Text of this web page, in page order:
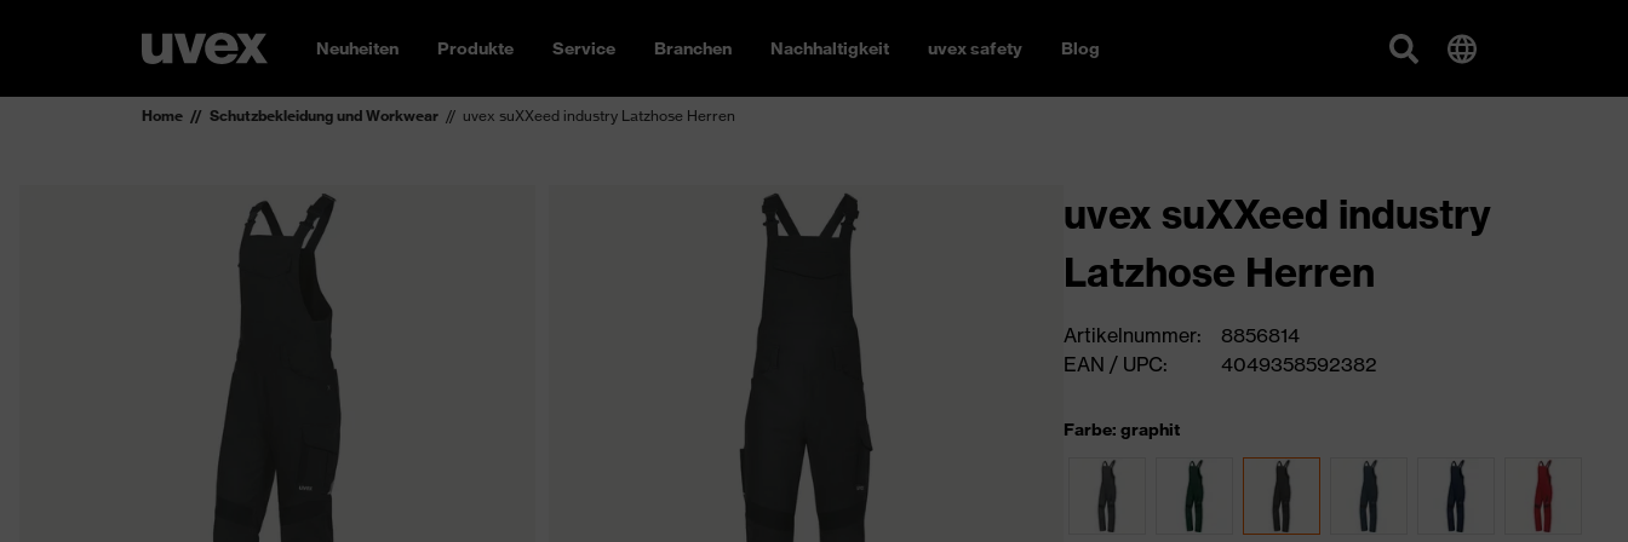
Neuheiten Produkte Service Branchen Nachhaltigkeit uvex safety Blog
Home Schutzbekleidung und Workwear uvex suXXeed industry Latzhose Herren
uvex suXXeed industry
Latzhose Herren
Artikelnummer:
8856814
EAN / UPC:
4049358592382
Farbe: graphit